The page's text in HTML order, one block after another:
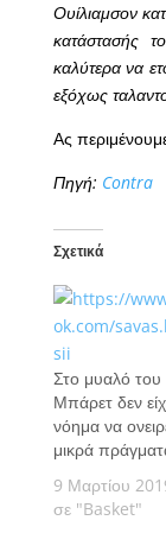
Ουίλιαμσον
κατάστασής
καλύτερα να
εξόχως
Ας
Πηγή: Contra
Σχετικά
Στο μυαλό του
Μπάρετ δεν
νόημα να
μικρά
9 Μαρτίου
σε "Basket"